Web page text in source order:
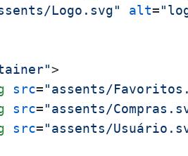
Logo.svg" alt=
>
src="assents/
src="assents/
src="assents/